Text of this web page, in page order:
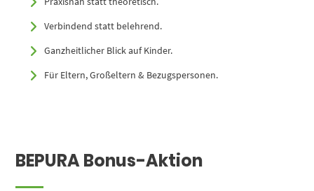
Verbindend statt belehrend.
Ganzheitlicher Blick auf Kinder.
Für Eltern, Großeltern & Bezugspersonen.
BEPURA Bonus-Aktion